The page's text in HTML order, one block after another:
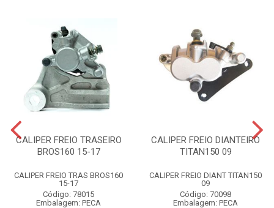
CALIPER FREIO TRASEIRO
BROS160 15-17
CALIPER FREIO TRAS BROS160
15-17
Código: 78015
Embalagem: PECA
CALIPER FREIO DIANTEIRO
TITAN150 09
CALIPER FREIO DIANT TITAN150
09
Código: 70098
Embalagem: PECA